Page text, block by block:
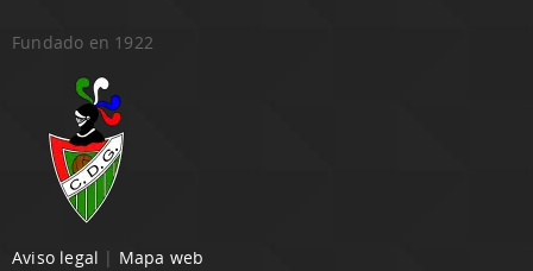
Fundado en 1922
Aviso legal | Mapa web